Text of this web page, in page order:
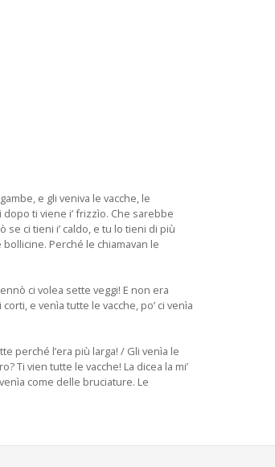
e gli veniva le vacche, le
dopo ti viene i’ frizzìo. Che sarebbe
se ci tieni i’ caldo, e tu lo tieni di più
Perché le chiamavan le
ci volea sette veggi! E non era
corti, e venìa tutte le vacche, po’ ci venìa
perché l’era più larga! / Gli venìa le
Ti vien tutte le vacche! La dicea la mi’
come delle bruciature. Le